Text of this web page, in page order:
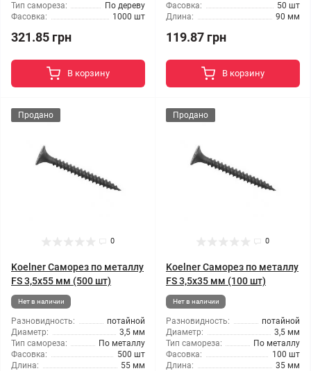
Тип самореза:
По дереву
Фасовка:
1000 шт
321.85 грн
В корзину
Фасовка:
50 шт
Длина:
90 мм
119.87 грн
В корзину
Продано
0
Koelner Саморез по металлу
FS 3,5x55 мм (500 шт)
Нет в наличии
Разновидность:
потайной
Диаметр:
3,5 мм
Тип самореза:
По металлу
Фасовка:
500 шт
Длина:
55 мм
Продано
0
Koelner Саморез по металлу
FS 3,5x35 мм (100 шт)
Нет в наличии
Разновидность:
потайной
Диаметр:
3,5 мм
Тип самореза:
По металлу
Фасовка:
100 шт
Длина:
35 мм